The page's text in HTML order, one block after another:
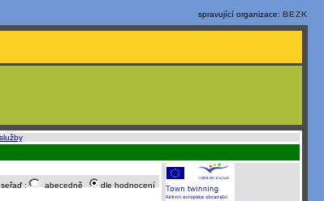
spravující organizace: BEZK
.
: abecedně dle hodnocení